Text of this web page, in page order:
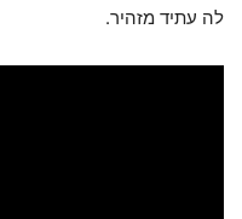
לה עתיד מזהיר.